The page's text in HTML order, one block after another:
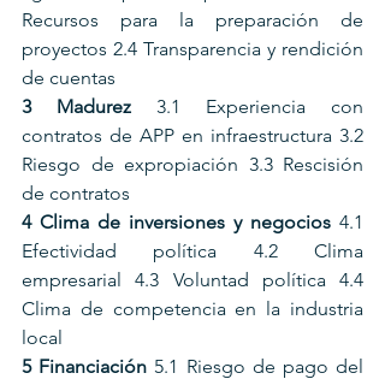
Recursos para la preparación de
proyectos 2.4 Transparencia y rendición
de cuentas
3 Madurez 3.1 Experiencia con
contratos de APP en infraestructura 3.2
Riesgo de expropiación 3.3 Rescisión
de contratos
4 Clima de inversiones y negocios 4.1
Efectividad política 4.2 Clima
empresarial 4.3 Voluntad política 4.4
Clima de competencia en la industria
local
5 Financiación 5.1 Riesgo de pago del